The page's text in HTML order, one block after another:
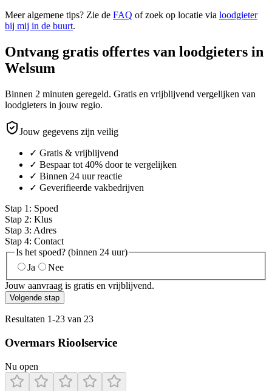
Meer algemene tips? Zie de FAQ of zoek op locatie via loodgieter
bij mij in de buurt.
Ontvang gratis offertes van loodgieters in
Welsum
Binnen 2 minuten geregeld. Gratis en vrijblijvend vergelijken van
loodgieters in jouw regio.
Jouw gegevens zijn veilig
✓ Gratis & vrijblijvend
✓ Bespaar tot 40% door te vergelijken
✓ Binnen 24 uur reactie
✓ Geverifieerde vakbedrijven
Stap 1 : Spoed
Stap 2: Klus
Stap 3: Adres
Stap 4: Contact
Is het spoed? (binnen 24 uur)
Ja
Nee
Jouw aanvraag is gratis en vrijblijvend.
Volgende stap
Resultaten 1-23 van 23
Overmars Rioolservice
Nu open